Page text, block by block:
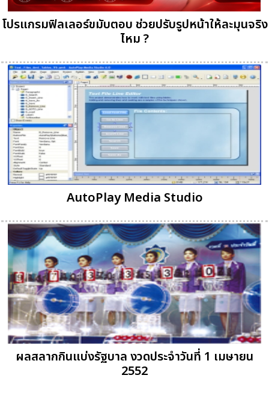
โปรแกรมฟิลเลอร์ขมับตอบ ช่วยปรับรูปหน้าให้ละมุนจริง
ไหม ?
AutoPlay Media Studio
ผลสลากกินแบ่งรัฐบาล งวดประจำวันที่ 1 เมษายน
2552